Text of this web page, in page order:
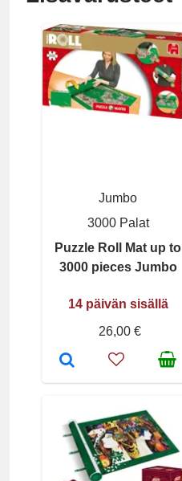
Jumbo
3000 Palat
Puzzle Roll Mat up to
3000 pieces Jumbo
14 päivän sisällä
26,00 €